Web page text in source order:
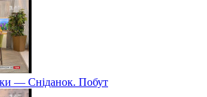
— Сніданок. Побут